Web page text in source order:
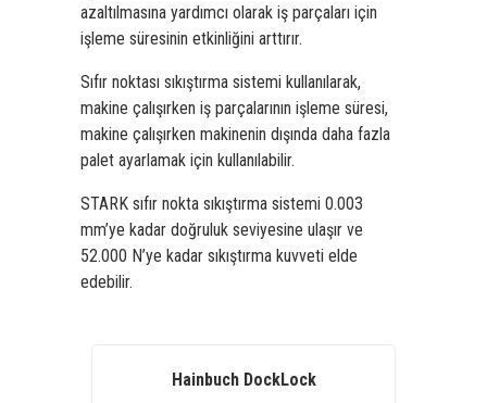
azaltılmasına yardımcı olarak iş parçaları için
işleme süresinin etkinliğini arttırır.
Sıfır noktası sıkıştırma sistemi kullanılarak,
makine çalışırken iş parçalarının işleme süresi,
makine çalışırken makinenin dışında daha fazla
palet ayarlamak için kullanılabilir.
STARK sıfır nokta sıkıştırma sistemi 0.003
mm’ye kadar doğruluk seviyesine ulaşır ve
52.000 N’ye kadar sıkıştırma kuvveti elde
edebilir.
Hainbuch DockLock